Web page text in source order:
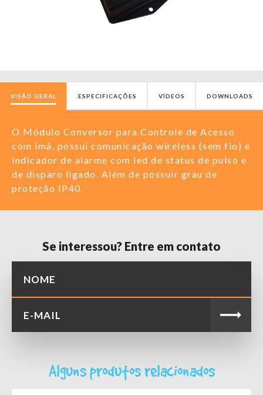
VISÃO GERAL ESPECIFICAÇÕES VÍDEOS DOWNLOADS
O Módulo Conversor para Controle de Acesso
com imã, possui comunicação wireless (sem fio) e
indicador de alarme com led de status de pulso e
de disparo ligado. Além de possuir grau de
proteção IP40.
Se interessou? Entre em contato
Alguns produtos relacionados